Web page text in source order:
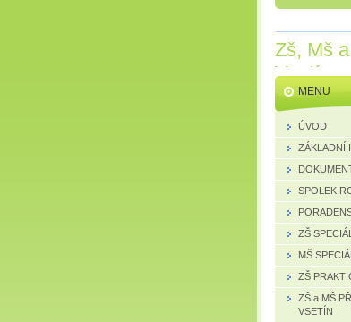
Zš, Mš
Vsetín
MENU
ÚVOD
ZÁKLADNÍ
SPOLEK
ZŠ
MŠ
ZŠ
ZŠ a MŠ
VSETÍN